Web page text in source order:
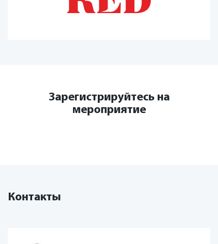
Зарегистрируйтесь на
мероприятие
Контакты